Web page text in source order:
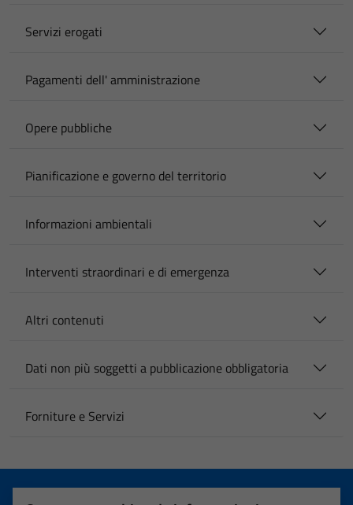
Servizi erogati
Pagamenti dell' amministrazione
Opere pubbliche
Pianificazione e governo del territorio
Informazioni ambientali
Interventi straordinari e di emergenza
Altri contenuti
Dati non più soggetti a pubblicazione obbligatoria
Forniture e Servizi